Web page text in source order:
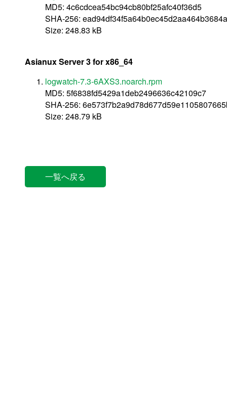
MD5: 4c6cdcea54bc94cb80bf25afc40f36d5
SHA-256:
Size: 248.83 kB
Asianux Server 3 for x86_64
logwatch-7.3-6AXS3.noarch.rpm
MD5: 5f6838fd5429a1deb2496636c42109c7
SHA-256:
Size: 248.79 kB
一覧へ戻る